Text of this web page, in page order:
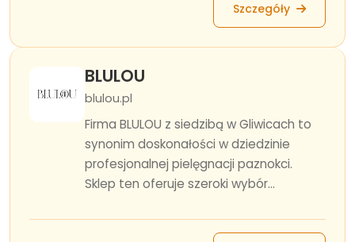
Szczegóły
BLULOU
blulou.pl
Firma BLULOU z siedzibą w Gliwicach to
synonim doskonałości w dziedzinie
profesjonalnej pielęgnacji paznokci.
Sklep ten oferuje szeroki wybór...